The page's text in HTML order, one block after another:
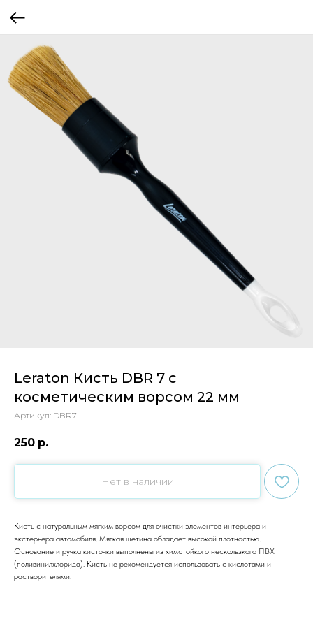
Leraton Кисть DBR 7 с
косметическим ворсом 22 мм
Артикул: DBR7
250 р.
Нет в наличии
Кисть с натуральным мягким ворсом для очистки элементов интерьера и
экстерьера автомобиля. Мягкая щетина обладает высокой плотностью.
Основание и ручка кисточки выполнены из химстойкого нескользкого ПВХ
(поливинилхлорида). Кисть не рекомендуется использовать с кислотами и
растворителями.